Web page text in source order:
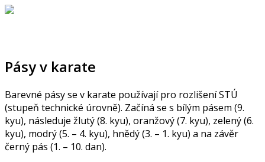
Pásy v karate
Barevné pásy se v karate používají pro rozlišení STÚ
(stupeň technické úrovně). Začíná se s bílým pásem (9.
kyu), následuje žlutý (8. kyu), oranžový (7. kyu), zelený (6.
kyu), modrý (5. – 4. kyu), hnědý (3. – 1. kyu) a na závěr
černý pás (1. – 10. dan).